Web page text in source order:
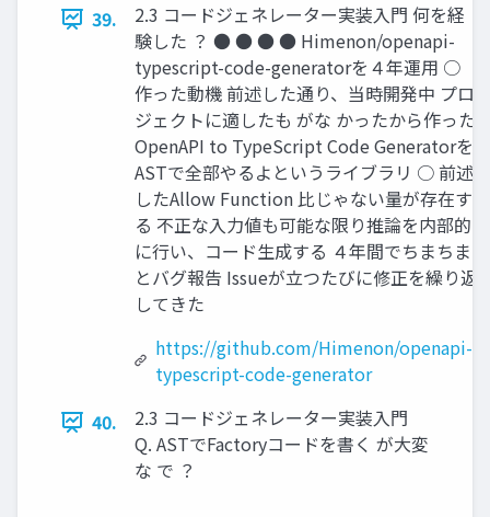
39.
2.3 コードジェネレーター実装入門 何を経
験した ？ ● ● ● ● Himenon/openapi-
typescript-code-generatorを４年運用 ○
作った動機 前述した通り、当時開発中 プロ
ジェクトに適したも がな かったから作った
OpenAPI to TypeScript Code Generatorを
ASTで全部やるよというライブラリ ○ 前述
したAllow Function 比じゃない量が存在す
る 不正な入力値も可能な限り推論を内部的
に行い、コード生成する ４年間でちまちま
とバグ報告 Issueが立つたびに修正を繰り返
してきた
https://github.com/Himenon/openapi-
typescript-code-generator
40.
2.3 コードジェネレーター実装入門
Q. ASTでFactoryコードを書く が大変
な で ？